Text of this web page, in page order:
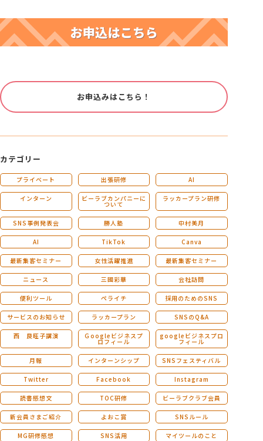
お申込みはこちら！
カテゴリー
プライベート 出張研修 AI
インターン ビーラブカンパニーに
ついて
ラッカープラン研修
SNS事例発表会 勝人塾 中村美月
AI TikTok Canva
最新集客セミナー 女性活躍推進 最新集客セミナー
ニュース 三國彩華 会社訪問
便利ツール ペライチ 採用のためのSNS
サービスのお知らせ ラッカープラン SNSのQ&A
西 良旺子講演 Ｇoogleビジネスプ
ロフィール
googleビジネスプロ
フィール
月報 インターンシップ SNSフェスティバル
Twitter Facebook Instagram
読書感想文 TOC研修 ビーラブクラブ会員
新会員さまご紹介 よおこ賞 SNSルール
MG研修感想 SNS活用 マイツールのこと